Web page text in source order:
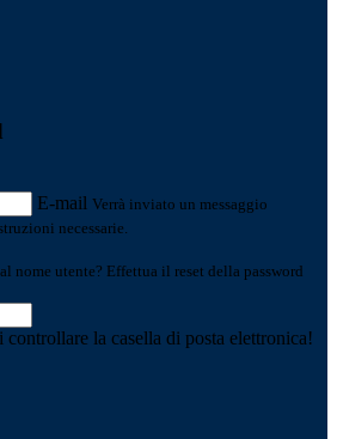
E-mail Verrà inviato un messaggio
necessarie.
nome utente? Effettua il reset della password
la casella di posta elettronica!